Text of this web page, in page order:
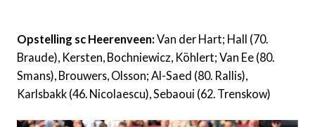
Opstelling sc Heerenveen: Van der Hart; Hall (70.
Braude), Kersten, Bochniewicz, Köhlert; Van Ee (80.
Smans), Brouwers, Olsson; Al-Saed (80. Rallis),
Karlsbakk (46. Nicolaescu), Sebaoui (62. Trenskow)